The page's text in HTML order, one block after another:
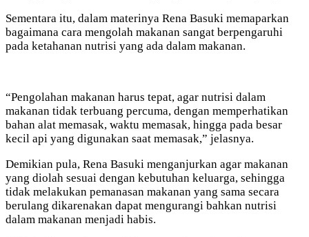
Sementara itu, dalam materinya Rena Basuki memaparkan
bagaimana cara mengolah makanan sangat berpengaruhi
pada ketahanan nutrisi yang ada dalam makanan.
“Pengolahan makanan harus tepat, agar nutrisi dalam
makanan tidak terbuang percuma, dengan memperhatikan
bahan alat memasak, waktu memasak, hingga pada besar
kecil api yang digunakan saat memasak,” jelasnya.
Demikian pula, Rena Basuki menganjurkan agar makanan
yang diolah sesuai dengan kebutuhan keluarga, sehingga
tidak melakukan pemanasan makanan yang sama secara
berulang dikarenakan dapat mengurangi bahkan nutrisi
dalam makanan menjadi habis.